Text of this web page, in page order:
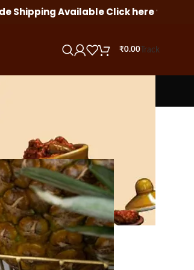
Click here to order internationally or
₹0.00Track